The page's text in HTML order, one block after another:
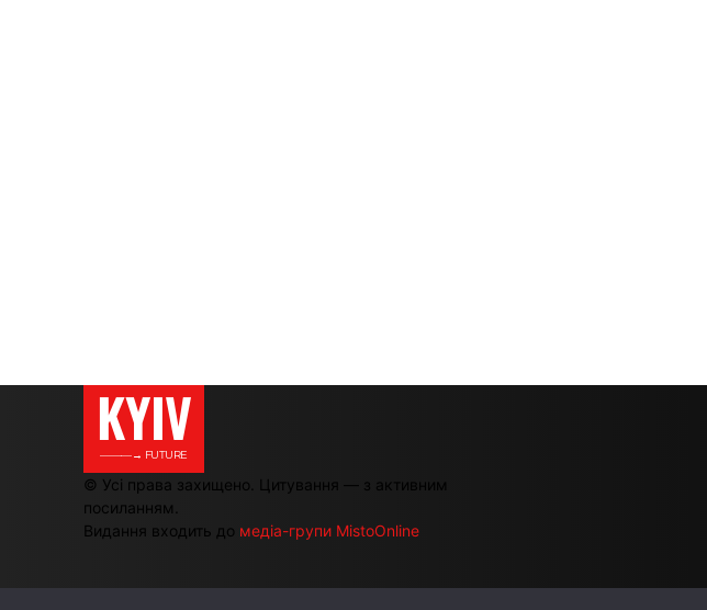
KYIV
———→ FUTURE
© Усі права захищено. Цитування — з активним
посиланням.
Видання входить до медіа-групи MistoOnline